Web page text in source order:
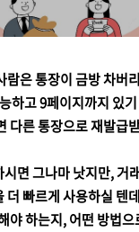
람은 통장이 금방 차버
하고 9페이지까지 있
다른 통장으로 재발급
면 그나마 낫지만, 거
더 빠르게 사용하실 텐
야 하는지, 어떤 방법